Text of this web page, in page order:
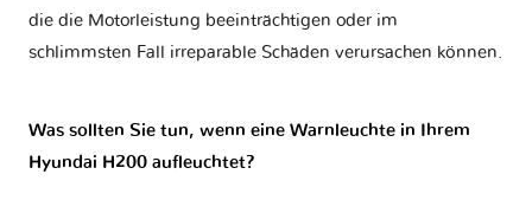
die die Motorleistung beeinträchtigen oder im
schlimmsten Fall irreparable Schäden verursachen können.
Was sollten Sie tun, wenn eine Warnleuchte in Ihrem
Hyundai H200 aufleuchtet?